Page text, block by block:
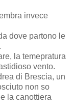
invece
dove partono le
la temepratura
vento.
di Brescia, un
non so
la canottiera